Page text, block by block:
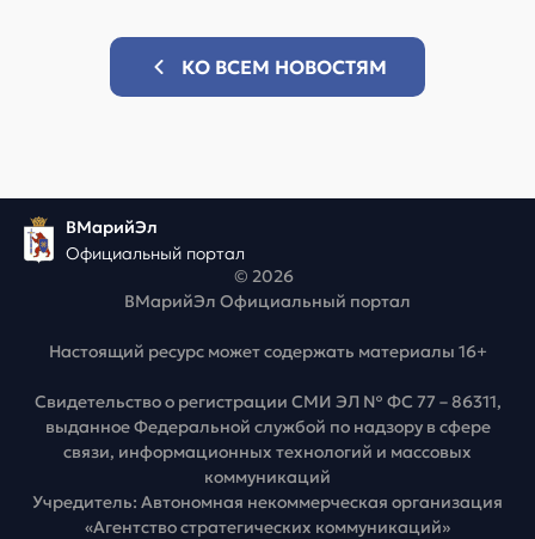
КО ВСЕМ НОВОСТЯМ
ВМарийЭл
Официальный портал
© 2026
ВМарийЭл Официальный портал
Настоящий ресурс может содержать материалы 16+
Свидетельство о регистрации СМИ ЭЛ № ФС 77 – 86311,
выданное Федеральной службой по надзору в сфере
связи, информационных технологий и массовых
коммуникаций
Учредитель: Автономная некоммерческая организация
«Агентство стратегических коммуникаций»